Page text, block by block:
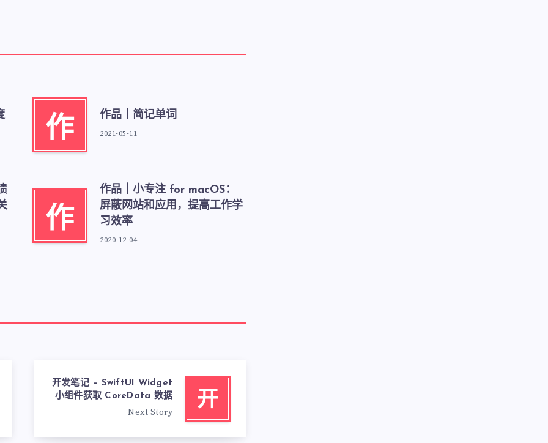
作
作品｜简记单词
2021-05-11
作
作品｜小专注 for macOS：
屏蔽网站和应用，提高工作学
习效率
2020-12-04
开
开发笔记 – SwiftUI Widget
小组件获取 CoreData 数据
Next Story